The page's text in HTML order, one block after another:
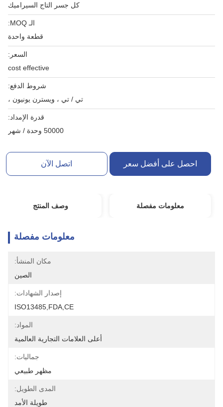
كل جسر التاج السيراميك
الـ MOQ:
قطعة واحدة
السعر:
cost effective
شروط الدفع:
تي / تي ، ويسترن يونيون ،
قدرة الإمداد:
50000 وحدة / شهر
احصل على أفضل سعر اتصل الآن
معلومات مفصلة وصف المنتج
معلومات مفصلة
مكان المنشأ:
الصين
إصدار الشهادات:
ISO13485,FDA,CE
المواد:
أعلى العلامات التجارية العالمية
جماليات:
مظهر طبيعي
المدى الطويل:
طويلة الأمد